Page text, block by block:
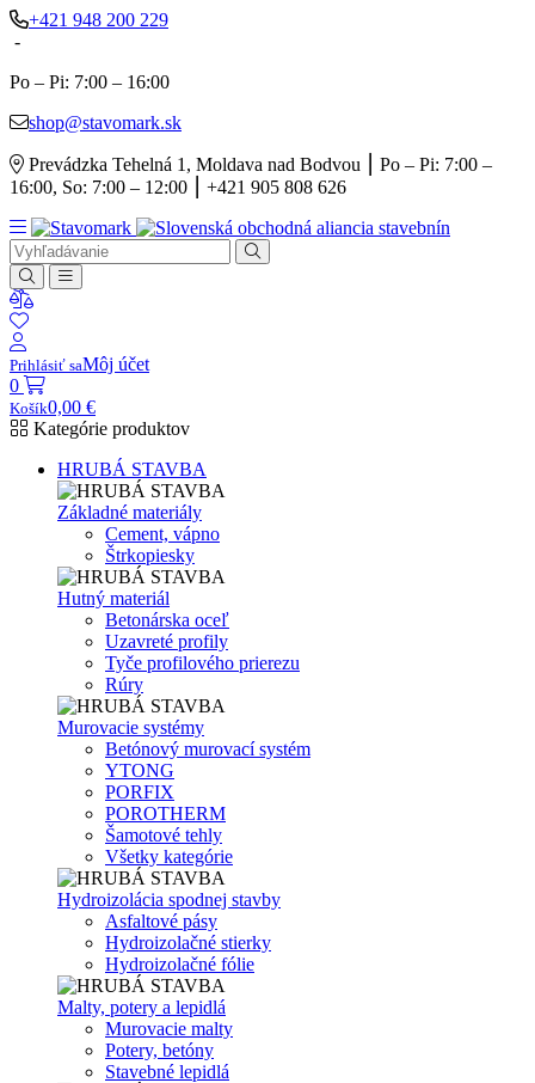
+421 948 200 229
-
Po – Pi: 7:00 – 16:00
shop@stavomark.sk
Prevádzka Tehelná 1, Moldava nad Bodvou ⎮ Po – Pi: 7:00 –
16:00, So: 7:00 – 12:00 ⎮ +421 905 808 626
Prihlásiť saMôj účet
0
Košík0,00 €
Kategórie produktov
HRUBÁ STAVBA
Základné materiály
Cement, vápno
Štrkopiesky
Hutný materiál
Betonárska oceľ
Uzavreté profily
Tyče profilového prierezu
Rúry
Murovacie systémy
Betónový murovací systém
YTONG
PORFIX
POROTHERM
Šamotové tehly
Všetky kategórie
Hydroizolácia spodnej stavby
Asfaltové pásy
Hydroizolačné stierky
Hydroizolačné fólie
Malty, potery a lepidlá
Murovacie malty
Potery, betóny
Stavebné lepidlá